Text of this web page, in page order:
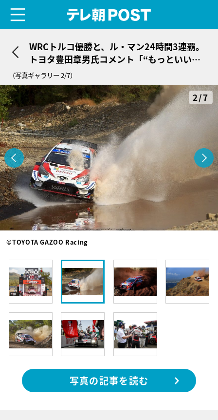
WRCトルコ優勝と、ル・マン24時間3連覇。
トヨタ豊田章男氏コメント「“もっといいク
ルマづくりの戦い”を」
（写真ギャラリー 2/7）
2/7
©TOYOTA GAZOO Racing
写真の記事を読む